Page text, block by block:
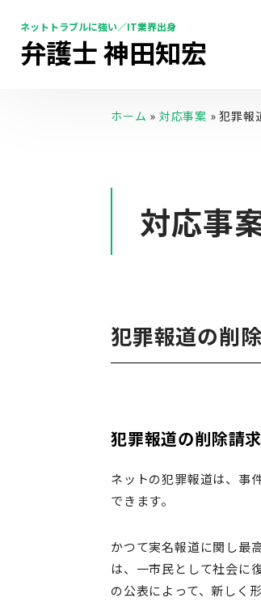
ネットトラブルに強い／IT業界出身
弁護士 神田知宏
ホーム » 対応事案 »犯罪報
対応事
犯罪報道の削
犯罪報道の削除請求
ネットの犯罪報道は、事
できます。
かつて実名報道に関し最
は、一市民として社会に
の公表によって、新しく